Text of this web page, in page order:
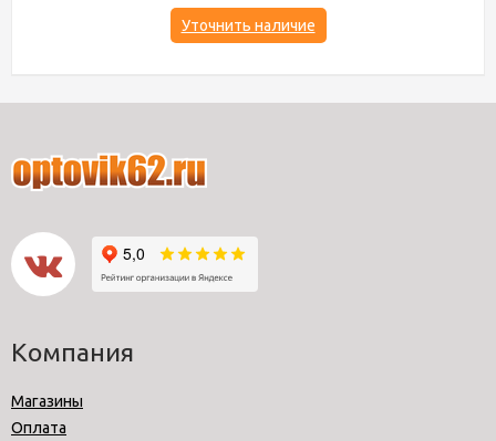
Уточнить наличие
Компания
Магазины
Оплата